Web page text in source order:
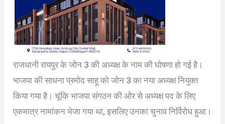
राजधानी रायपुर के जोन 3 की अध्यक्ष के नाम की घोषणा हो गई है।
भाजपा की साधना प्रमोद साहू को जोन 3 का नया अध्यक्ष नियुक्त
किया गया है। चूंकि भाजपा संगठन की ओर से अध्यक्ष पद के लिए
एकमात्र नामांकन भेजा गया था, इसलिए उनका चुनाव निर्विरोध हुआ।